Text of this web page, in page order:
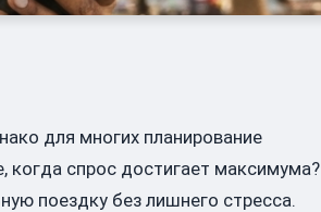
для многих планирование
когда спрос достигает максимума?
поездку без лишнего стресса.